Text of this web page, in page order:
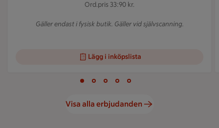
Ord.pris 33:90 kr.
Gäller endast i fysisk butik. Gäller vid självscanning.
Lägg i inköpslista
Bild 1 av 5
Bild 2 av 5
Bild 3 av 5Bild 4 av 5
Visa alla erbjudanden